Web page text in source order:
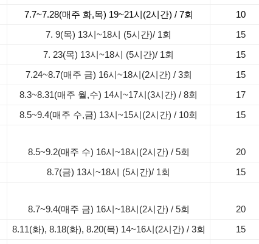
7.7~7.28(매주 화,목) 19~21시(2시간) / 7회 10
7. 9(목) 13시~18시 (5시간)/ 1회 15
7. 23(목) 13시~18시 (5시간)/ 1회 15
7.24~8.7(매주 금) 16시~18시(2시간) / 3회 15
8.3~8.31(매주 월,수) 14시~17시(3시간) / 8회 17
8.5~9.4(매주 수,금) 13시~15시(2시간) / 10회 15
8.5~9.2(매주 수) 16시~18시(2시간) / 5회 20
8.7(금) 13시~18시 (5시간)/ 1회 15
8.7~9.4(매주 금) 16시~18시(2시간) / 5회 20
8.11(화), 8.18(화), 8.20(목) 14~16시(2시간) / 3회 15